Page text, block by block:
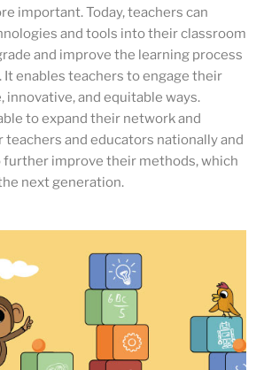
important. Today, teachers can
and tools into their classroom
and improve the learning process
enables teachers to engage their
innovative, and equitable ways.
to expand their network and
and educators nationally and
further improve their methods, which
next generation.